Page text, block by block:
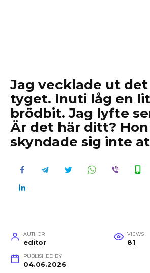
Jag vecklade ut
tyget. Inuti låg en
brödbit. Jag lyfte
Är det här ditt? Hon
skyndade sig inte
AUTHOR
editor
VIEWS
81
PUBLISHED BY
04.06.2026